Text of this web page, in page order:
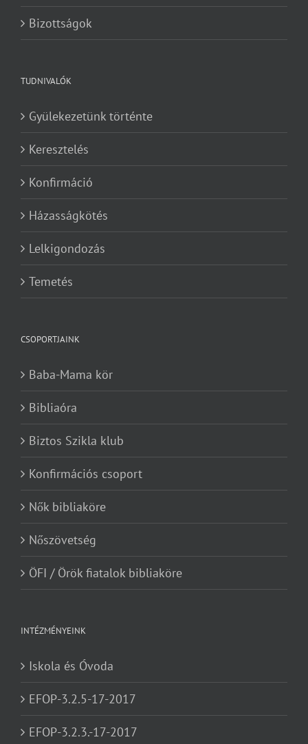
Bizottságok
TUDNIVALÓK
Gyülekezetünk történte
Keresztelés
Konfirmáció
Házasságkötés
Lelkigondozás
Temetés
CSOPORTJAINK
Baba-Mama kör
Bibliaóra
Biztos Szikla klub
Konfirmációs csoport
Nők bibliaköre
Nőszövetség
ÖFI / Örök fiatalok bibliaköre
INTÉZMÉNYEINK
Iskola és Óvoda
EFOP-3.2.5-17-2017
EFOP-3.2.3.-17-2017